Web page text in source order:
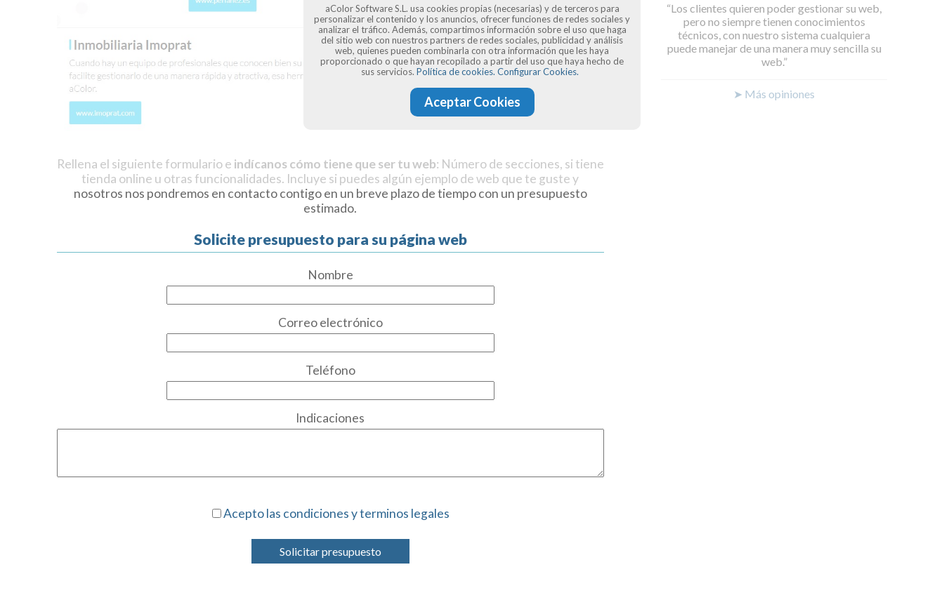
Rellena el siguiente formulario e indícanos cómo tiene que ser tu web: Número de secciones, si tiene
tienda online u otras funcionalidades. Incluye si puedes algún ejemplo de web que te guste y
nosotros nos pondremos en contacto contigo en un breve plazo de tiempo con un presupuesto
estimado.
Solicite presupuesto para su página web
Nombre
Correo electrónico
Teléfono
Indicaciones
Acepto las condiciones y terminos legales
Solicitar presupuesto
Los clientes quieren poder gestionar su web,
pero no siempre tienen conocimientos
técnicos, con nuestro sistema cualquiera
puede manejar de una manera muy sencilla su
web.
➤ Más opiniones
aColor Software S.L. usa cookies propias (necesarias) y de terceros para
personalizar el contenido y los anuncios, ofrecer funciones de redes sociales y
analizar el tráfico. Además, compartimos información sobre el uso que haga
del sitio web con nuestros partners de redes sociales, publicidad y análisis
web, quienes pueden combinarla con otra información que les haya
proporcionado o que hayan recopilado a partir del uso que haya hecho de
sus servicios. Política de cookies. Configurar Cookies.
Aceptar Cookies